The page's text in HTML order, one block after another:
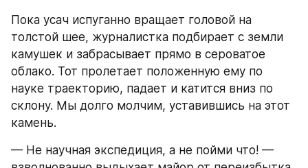
Пока усач испуганно вращает головой на
толстой шее, журналистка подбирает с земли
камушек и забрасывает прямо в сероватое
облако. Тот пролетает положенную ему по
науке траекторию, падает и катится вниз по
склону. Мы долго молчим, уставившись на этот
камень.
— Не научная экспедиция, а не пойми что! —